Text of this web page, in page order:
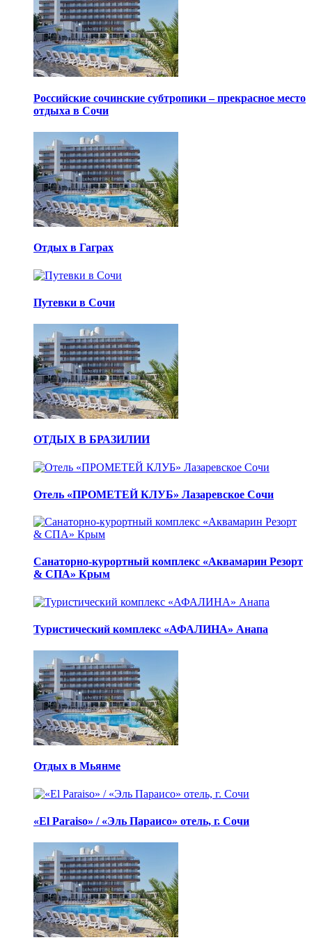
Российские сочинские субтропики – прекрасное место
отдыха в Сочи
Отдых в Гаграх
Путевки в Сочи
ОТДЫХ В БРАЗИЛИИ
Отель «ПРОМЕТЕЙ КЛУБ» Лазаревское Сочи
Санаторно-курортный комплекс «Аквамарин Резорт
& СПА» Крым
Туристический комплекс «АФАЛИНА» Анапа
Отдых в Мьянме
«El Paraiso» / «Эль Параисо» отель, г. Сочи